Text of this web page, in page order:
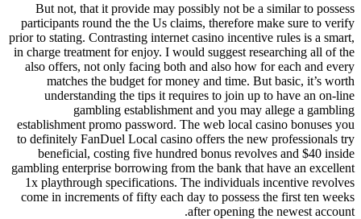
But not, that it provide may possibly not be a similar to possess
participants round the the Us claims, therefore make sure to verify
prior to stating. Contrasting internet casino incentive rules is a smart,
in charge treatment for enjoy. I would suggest researching all of the
also offers, not only facing both and also how for each and every
matches the budget for money and time. But basic, it’s worth
understanding the tips it requires to join up to have an on-line
gambling establishment and you may allege a gambling
establishment promo password. The web local casino bonuses you
to definitely FanDuel Local casino offers the new professionals try
beneficial, costing five hundred bonus revolves and $40 inside
gambling enterprise borrowing from the bank that have an excellent
1x playthrough specifications. The individuals incentive revolves
come in increments of fifty each day to possess the first ten weeks
after opening the newest account.